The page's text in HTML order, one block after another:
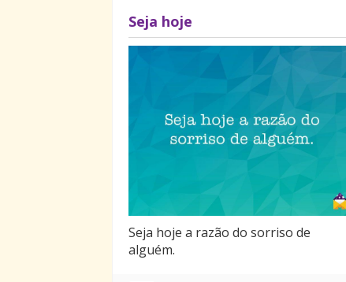
Seja hoje
Seja hoje a razão do sorriso de
alguém.